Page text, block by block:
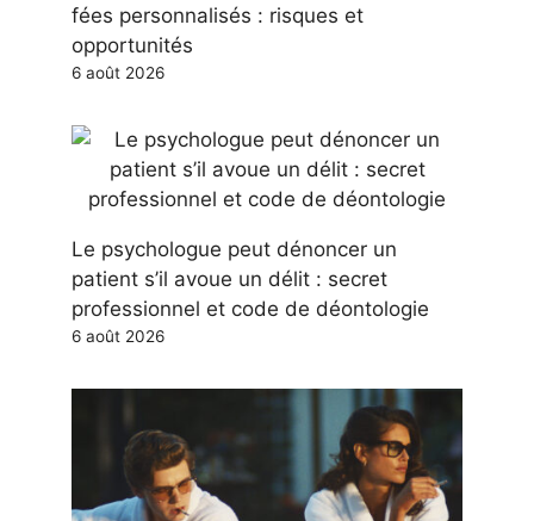
fées personnalisés : risques et
opportunités
6 août 2026
Le psychologue peut dénoncer un
patient s’il avoue un délit : secret
professionnel et code de déontologie
6 août 2026